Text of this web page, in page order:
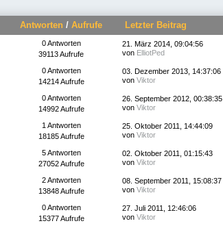
Antworten / Aufrufe
Letzter Beitrag
0 Antworten
39113 Aufrufe
21. März 2014, 09:04:56
von ElliotPed
0 Antworten
14214 Aufrufe
03. Dezember 2013, 14:37:06
von Viktor
0 Antworten
14992 Aufrufe
26. September 2012, 00:38:35
von Viktor
1 Antworten
18185 Aufrufe
25. Oktober 2011, 14:44:09
von Viktor
5 Antworten
27052 Aufrufe
02. Oktober 2011, 01:15:43
von Viktor
2 Antworten
13848 Aufrufe
08. September 2011, 15:08:37
von Viktor
0 Antworten
15377 Aufrufe
27. Juli 2011, 12:46:06
von Viktor